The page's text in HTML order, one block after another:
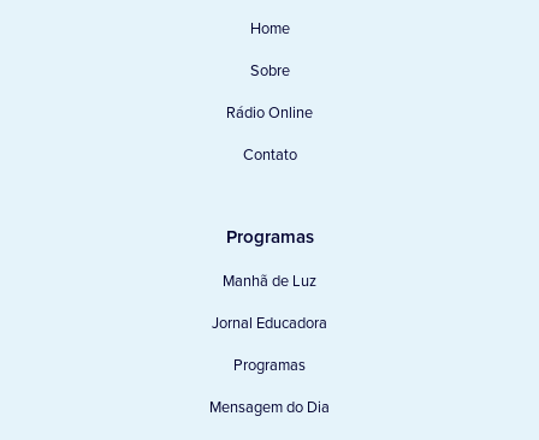
Home
Sobre
Rádio Online
Contato
Programas
Manhã de Luz
Jornal Educadora
Programas
Mensagem do Dia